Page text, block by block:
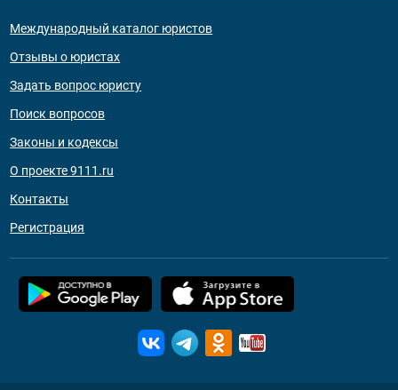
Международный каталог юристов
Отзывы о юристах
Задать вопрос юристу
Поиск вопросов
Законы и кодексы
О проекте 9111.ru
Контакты
Регистрация